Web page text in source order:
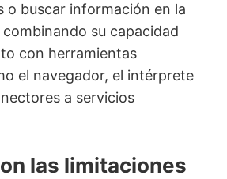
o buscar información en la
su capacidad
con herramientas
el navegador, el intérprete
a servicios
las limitaciones